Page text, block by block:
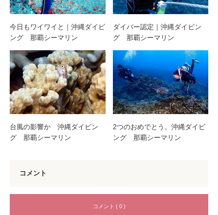
今日もワイワイと｜沖縄ダイビ
ング 那覇シーマリン
ダイバー認定｜沖縄ダイビン
グ 那覇シーマリン
台風の影響か 沖縄ダイビン
グ 那覇シーマリン
2つのおめでとう。沖縄ダイビ
ング 那覇シーマリン
コメント
コメント ( 0 )